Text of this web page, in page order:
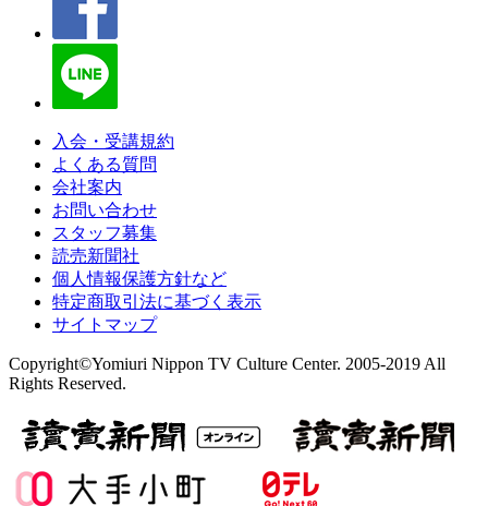
入会・受講規約
よくある質問
会社案内
お問い合わせ
スタッフ募集
読売新聞社
個人情報保護方針など
特定商取引法に基づく表示
サイトマップ
Copyright©Yomiuri Nippon TV Culture Center. 2005-2019 All
Rights Reserved.